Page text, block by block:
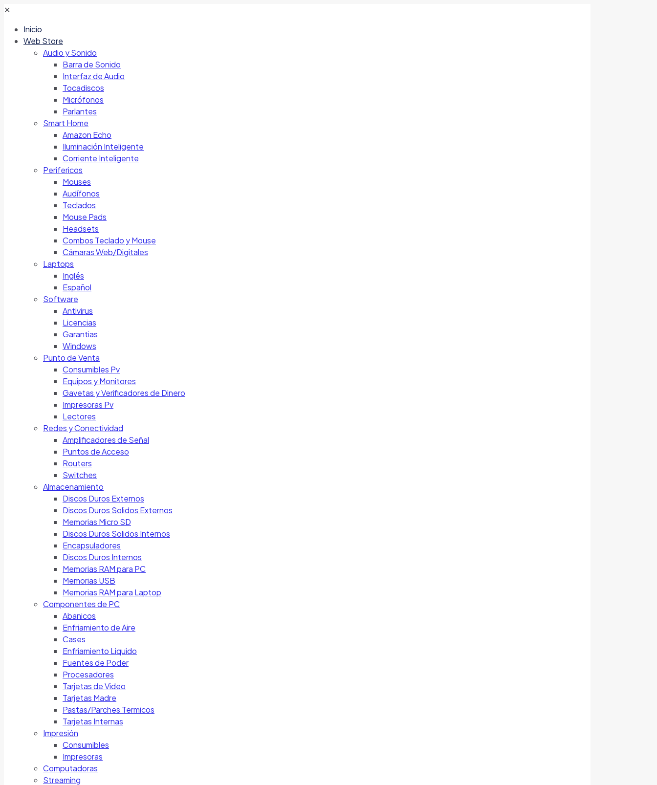
✕
Inicio
Web Store
Audio y Sonido
Barra de Sonido
Interfaz de Audio
Tocadiscos
Micrófonos
Parlantes
Smart Home
Amazon Echo
Iluminación Inteligente
Corriente Inteligente
Perifericos
Mouses
Audífonos
Teclados
Mouse Pads
Headsets
Combos Teclado y Mouse
Cámaras Web/Digitales
Laptops
Inglés
Español
Software
Antivirus
Licencias
Garantias
Windows
Punto de Venta
Consumibles Pv
Equipos y Monitores
Gavetas y Verificadores de Dinero
Impresoras Pv
Lectores
Redes y Conectividad
Amplificadores de Señal
Puntos de Acceso
Routers
Switches
Almacenamiento
Discos Duros Externos
Discos Duros Solidos Externos
Memorias Micro SD
Discos Duros Solidos Internos
Encapsuladores
Discos Duros Internos
Memorias RAM para PC
Memorias USB
Memorias RAM para Laptop
Componentes de PC
Abanicos
Enfriamiento de Aire
Cases
Enfriamiento Liquido
Fuentes de Poder
Procesadores
Tarjetas de Video
Tarjetas Madre
Pastas/Parches Termicos
Tarjetas Internas
Impresión
Consumibles
Impresoras
Computadoras
Streaming